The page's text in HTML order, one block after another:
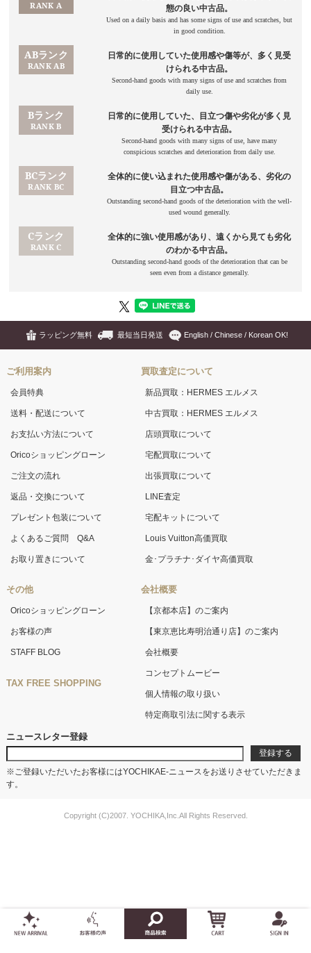
ラッピング無料 最短当日発送 English / Chinese / Korean OK!
ご利用案内
会員特典
送料・配送について
お支払い方法について
Oricoショッピングローン
ご注文の流れ
返品・交換について
プレゼント包装について
よくあるご質問 Q&A
お取り置きについて
その他
Oricoショッピングローン
お客様の声
STAFF BLOG
TAX FREE SHOPPING
買取査定について
新品買取：HERMES エルメス
中古買取：HERMES エルメス
店頭買取について
宅配買取について
出張買取について
LINE査定
宅配キットについて
Louis Vuitton高価買取
金･プラチナ･ダイヤ高価買取
会社概要
【京都本店】のご案内
【東京恵比寿明治通り店】のご案内
会社概要
コンセプトムービー
個人情報の取り扱い
特定商取引法に関する表示
ニュースレター登録
※ご登録いただいたお客様にはYOCHIKAE-ニュースをお送りさせていただきま
す。
Copyright (C)2007. YOCHIKA,Inc.All Rights Reserved.